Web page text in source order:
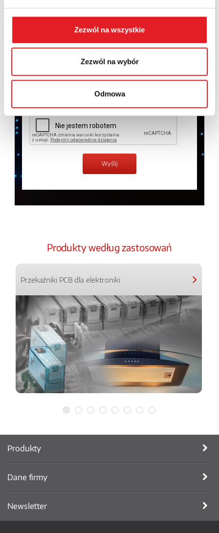
Zezwól na wszystkie
Zezwól na wybór
Odmowa
Wyrażam zgodę na przetwarzanie moich danych
osobowych przez Relpol S.A. Więcej informacji na
temat przetwarzania danych osobowych w
Zapoznałem z treściąPolityki Prywatności
Produkty według zastosowań
Przekaźniki PCB dla elektroniki
Produkty
Dane firmy
Newsletter